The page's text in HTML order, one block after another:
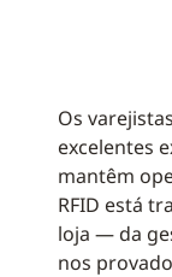
Os
excelentes
mantêm
RFID está
loja — da
nos